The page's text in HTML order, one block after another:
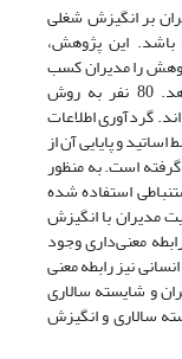
بر انگیزش شغلی
باشد. این پژوهش،
را مدیران کسب
و کارهای صادراتی شهر تهران تشکیل می-دهد. 80 نفر به روش
گردآوری اطلاعات
و پایایی آن از
گرفته است. به منظور
استفاده شده
مدیران با انگیزش
معنی‌داری وجود
نیز رابطه معنی
و شایسته سالاری
سالاری و انگیزش